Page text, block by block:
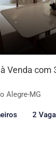
Venda com
Alegre-MG
2